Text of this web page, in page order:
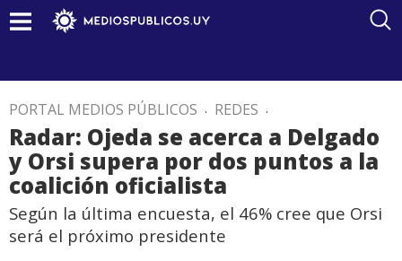
PORTAL MEDIOS PÚBLICOS . REDES .
Radar: Ojeda se acerca a Delgado
y Orsi supera por dos puntos a la
coalición oficialista
Según la última encuesta, el 46% cree que Orsi
será el próximo presidente